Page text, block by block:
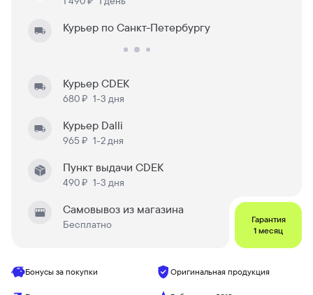
Курьер по Санкт-Петербургу
Курьер CDEK
680 ₽ 1-3 дня
Курьер Dalli
965 ₽ 1-2 дня
Пункт выдачи CDEK
490 ₽ 1-3 дня
Самовывоз из магазина
Бесплатно
Гарантия
1 месяц
Бонусы за покупки Оригинальная продукция